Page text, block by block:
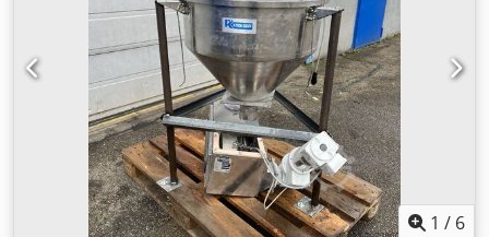
1 / 6